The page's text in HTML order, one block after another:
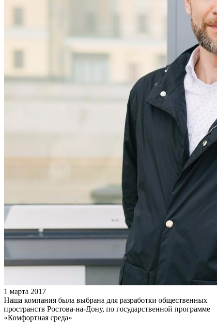
1 марта 2017
Наша компания была выбрана для разработки общественных
пространств Ростова-на-Дону, по государственной программе
«Комфортная среда»